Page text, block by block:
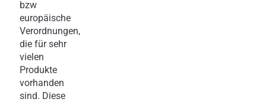
bzw
europäische
Verordnungen,
die für sehr
vielen
Produkte
vorhanden
sind. Diese